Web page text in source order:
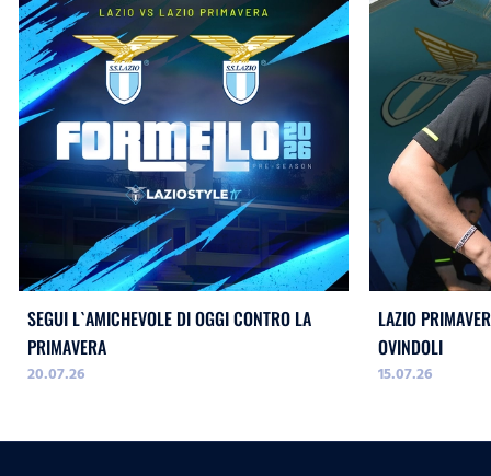
SEGUI L`AMICHEVOLE DI OGGI CONTRO LA
PRIMAVERA
20.07.26
LAZIO
OVINDOLI
15.07.26